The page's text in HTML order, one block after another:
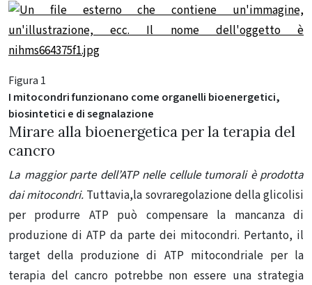
Figura 1
I mitocondri funzionano come organelli bioenergetici,
biosintetici e di segnalazione
Mirare alla bioenergetica per la terapia del
cancro
La maggior parte dell’ATP nelle cellule tumorali è prodotta
dai mitocondri. Tuttavia,la sovraregolazione della glicolisi
per produrre ATP può compensare la mancanza di
produzione di ATP da parte dei mitocondri. Pertanto, il
target della produzione di ATP mitocondriale per la
terapia del cancro potrebbe non essere una strategia